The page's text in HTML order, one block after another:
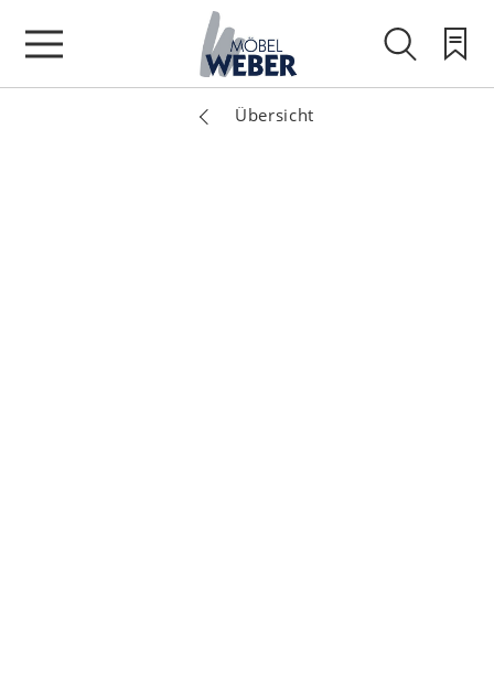
Übersicht